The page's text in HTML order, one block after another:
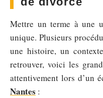
Mettre un terme à une
unique. Plusieurs
une histoire, un
retrouver, voici les
attentivement lors d’un
Nantes :